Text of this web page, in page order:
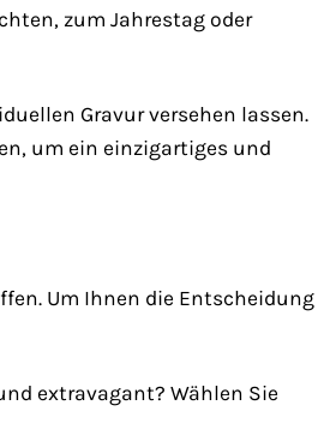
zum Jahrestag oder
Gravur versehen lassen.
um ein einzigartiges und
Um Ihnen die Entscheidung
extravagant? Wählen Sie